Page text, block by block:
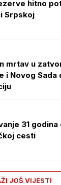
hitno
Srpskoj
mrtav u
i Novog
31
cesti
JOŠ VIJESTI